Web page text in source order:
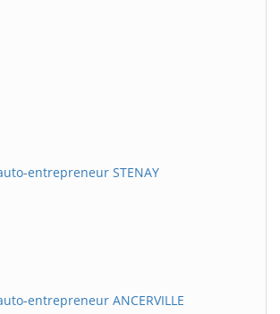
entrepreneur STENAY
entrepreneur ANCERVILLE